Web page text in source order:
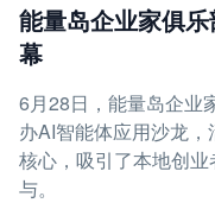
能量岛企业家俱
幕
6月28日，能量岛企业
办AI智能体应用沙龙
核心，吸引了本地创
与。